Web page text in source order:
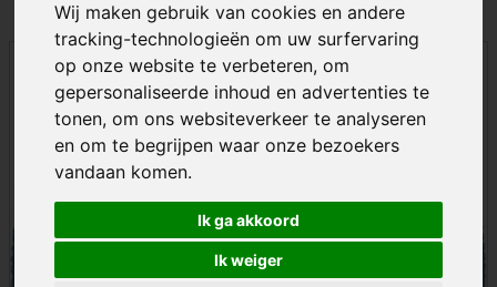
Wij maken gebruik van cookies en andere
tracking-technologieën om uw surfervaring
op onze website te verbeteren, om
gepersonaliseerde inhoud en advertenties te
tonen, om ons websiteverkeer te analyseren
en om te begrijpen waar onze bezoekers
vandaan komen.
Ik ga akkoord
Ik weiger